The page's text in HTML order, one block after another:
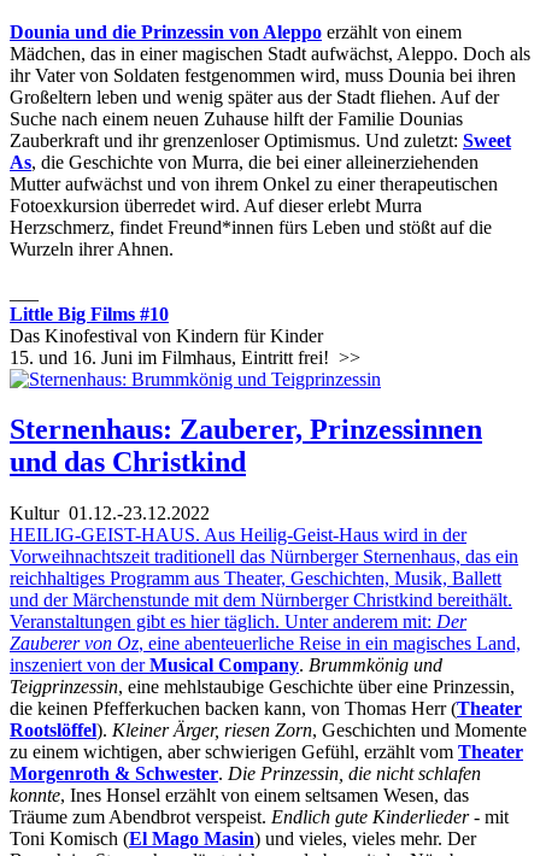
Dounia und die Prinzessin von Aleppo erzählt von einem
Mädchen, das in einer magischen Stadt aufwächst, Aleppo. Doch als
ihr Vater von Soldaten festgenommen wird, muss Dounia bei ihren
Großeltern leben und wenig später aus der Stadt fliehen. Auf der
Suche nach einem neuen Zuhause hilft der Familie Dounias
Zauberkraft und ihr grenzenloser Optimismus. Und zuletzt: Sweet
As, die Geschichte von Murra, die bei einer alleinerziehenden
Mutter aufwächst und von ihrem Onkel zu einer therapeutischen
Fotoexkursion überredet wird. Auf dieser erlebt Murra
Herzschmerz, findet Freund*innen fürs Leben und stößt auf die
Wurzeln ihrer Ahnen.
Little Big Films #10
Das Kinofestival von Kindern für Kinder
15. und 16. Juni im Filmhaus, Eintritt frei! >>
Sternenhaus: Zauberer, Prinzessinnen
und das Christkind
Kultur01.12.-23.12.2022
HEILIG-GEIST-HAUS. Aus Heilig-Geist-Haus wird in der
Vorweihnachtszeit traditionell das Nürnberger Sternenhaus, das ein
reichhaltiges Programm aus Theater, Geschichten, Musik, Ballett
und der Märchenstunde mit dem Nürnberger Christkind bereithält.
Veranstaltungen gibt es hier täglich. Unter anderem mit: Der
Zauberer von Oz, eine abenteuerliche Reise in ein magisches Land,
inszeniert von derMusical Company. Brummkönig und
Teigprinzessin, eine mehlstaubige Geschichte über eine Prinzessin,
die keinen Pfefferkuchen backen kann, von Thomas Herr (Theater
Rootslöffel). Kleiner Ärger, riesen Zorn, Geschichten und Momente
zu einem wichtigen, aber schwierigen Gefühl, erzählt vom Theater
Morgenroth & Schwester. Die Prinzessin, die nicht schlafen
konnte, Ines Honsel erzählt von einem seltsamen Wesen, das
Träume zum Abendbrot verspeist. Endlich gute Kinderlieder- mit
Toni Komisch (El Mago Masin) und vieles, vieles mehr. Der